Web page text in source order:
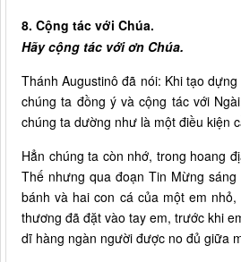
8. Cộng tác với Chúa.
Hãy cộng tác với ơn Chúa.
Thánh Augustinô đã nói: Khi tạo
chúng ta đồng ý và cộng tác với
chúng ta dường như là một điều kiện
Hẳn chúng ta còn nhớ, trong hoang
Thế nhưng qua đoạn Tin Mừng
bánh và hai con cá của một em
thương đã đặt vào tay em, trước khi
dĩ hàng ngàn người được no đủ giữa